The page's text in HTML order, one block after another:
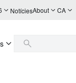
NotíciesAbout CA